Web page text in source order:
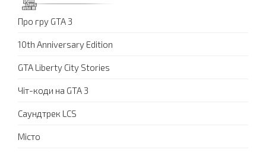
Про гру GTA 3
10th Anniversary Edition
GTA Liberty City Stories
Чіт-коди на GTA 3
Саундтрек LCS
Місто